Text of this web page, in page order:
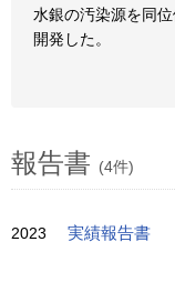
水銀の汚染源を同
開発した。
報告書 (4件)
2023 実績報告書